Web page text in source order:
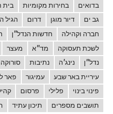
בדואים
בחירות מקומיות בית
גב ים
דיור מוגן דרום הגיל
חברה וקהילה
חדשות הנדל"ן
לשכת תעסוקה
מד"א מעצר
נדל"ן
נינג'ה נתיבות סורוקה
עיריית באר שבע
עמיגור פאר
פינוי בינוי
פלילי פרסום
תושבים מספרים
תיכון עתיד